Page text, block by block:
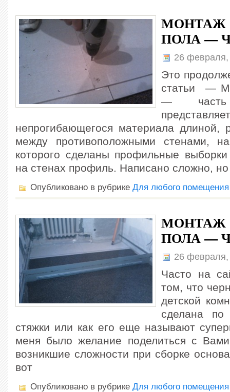
МОНТАЖ
ПОЛА —
26
Это
статьи —
—
непрогибающегося материала длиной,
между противоположными стенами,
которого сделаны профильные
на стенах профиль. Написано сложно, но
Опубликовано в рубрике Для любого помещения
МОНТАЖ
ПОЛА —
26
Часто на
том, что
детской
сделана по
стяжки или как его еще называют
меня было желание поделиться с
возникшие сложности при сборке
вот
Опубликовано в рубрике Для любого помещения